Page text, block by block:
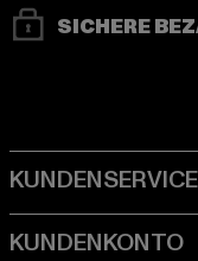
SICHERE